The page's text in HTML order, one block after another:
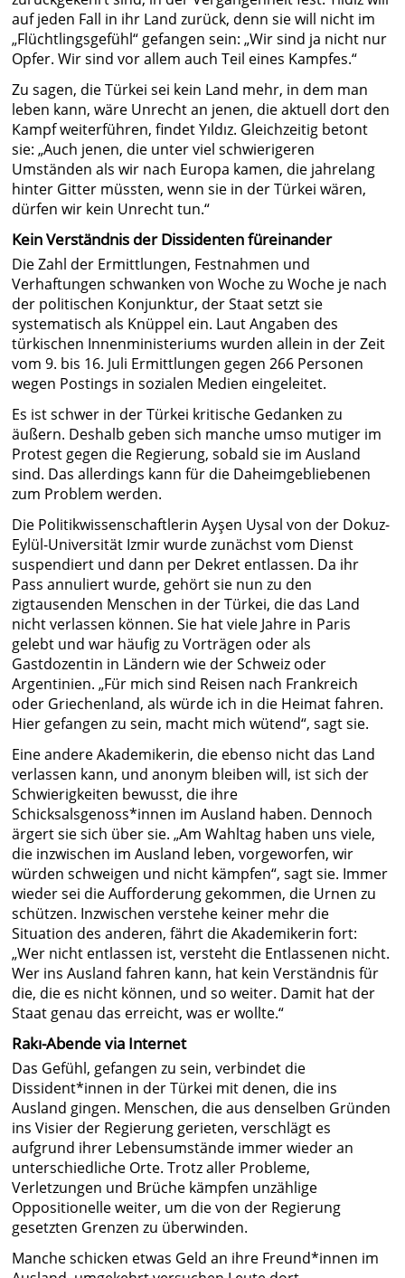
auf jeden Fall in ihr Land zurück, denn sie will nicht im
„Flüchtlingsgefühl“ gefangen sein: „Wir sind ja nicht nur
Opfer. Wir sind vor allem auch Teil eines Kampfes.“
Zu sagen, die Türkei sei kein Land mehr, in dem man
leben kann, wäre Unrecht an jenen, die aktuell dort den
Kampf weiterführen, findet Yıldız. Gleichzeitig betont
sie: „Auch jenen, die unter viel schwierigeren
Umständen als wir nach Europa kamen, die jahrelang
hinter Gitter müssten, wenn sie in der Türkei wären,
dürfen wir kein Unrecht tun.“
Kein Verständnis der Dissidenten füreinander
Die Zahl der Ermittlungen, Festnahmen und
Verhaftungen schwanken von Woche zu Woche je nach
der politischen Konjunktur, der Staat setzt sie
systematisch als Knüppel ein. Laut Angaben des
türkischen Innenministeriums wurden allein in der Zeit
vom 9. bis 16. Juli Ermittlungen gegen 266 Personen
wegen Postings in sozialen Medien eingeleitet.
Es ist schwer in der Türkei kritische Gedanken zu
äußern. Deshalb geben sich manche umso mutiger im
Protest gegen die Regierung, sobald sie im Ausland
sind. Das allerdings kann für die Daheimgebliebenen
zum Problem werden.
Die Politikwissenschaftlerin Ayşen Uysal von der Dokuz-
Eylül-Universität Izmir wurde zunächst vom Dienst
suspendiert und dann per Dekret entlassen. Da ihr
Pass annuliert wurde, gehört sie nun zu den
zigtausenden Menschen in der Türkei, die das Land
nicht verlassen können. Sie hat viele Jahre in Paris
gelebt und war häufig zu Vorträgen oder als
Gastdozentin in Ländern wie der Schweiz oder
Argentinien. „Für mich sind Reisen nach Frankreich
oder Griechenland, als würde ich in die Heimat fahren.
Hier gefangen zu sein, macht mich wütend“, sagt sie.
Eine andere Akademikerin, die ebenso nicht das Land
verlassen kann, und anonym bleiben will, ist sich der
Schwierigkeiten bewusst, die ihre
Schicksalsgenoss*innen im Ausland haben. Dennoch
ärgert sie sich über sie. „Am Wahltag haben uns viele,
die inzwischen im Ausland leben, vorgeworfen, wir
würden schweigen und nicht kämpfen“, sagt sie. Immer
wieder sei die Aufforderung gekommen, die Urnen zu
schützen. Inzwischen verstehe keiner mehr die
Situation des anderen, fährt die Akademikerin fort:
„Wer nicht entlassen ist, versteht die Entlassenen nicht.
Wer ins Ausland fahren kann, hat kein Verständnis für
die, die es nicht können, und so weiter. Damit hat der
Staat genau das erreicht, was er wollte.“
Rakı-Abende via Internet
Das Gefühl, gefangen zu sein, verbindet die
Dissident*innen in der Türkei mit denen, die ins
Ausland gingen. Menschen, die aus denselben Gründen
ins Visier der Regierung gerieten, verschlägt es
aufgrund ihrer Lebensumstände immer wieder an
unterschiedliche Orte. Trotz aller Probleme,
Verletzungen und Brüche kämpfen unzählige
Oppositionelle weiter, um die von der Regierung
gesetzten Grenzen zu überwinden.
Manche schicken etwas Geld an ihre Freund*innen im